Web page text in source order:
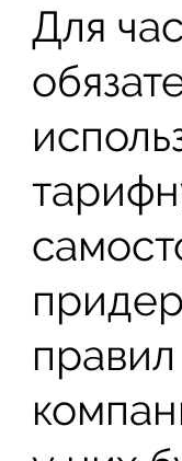
Для